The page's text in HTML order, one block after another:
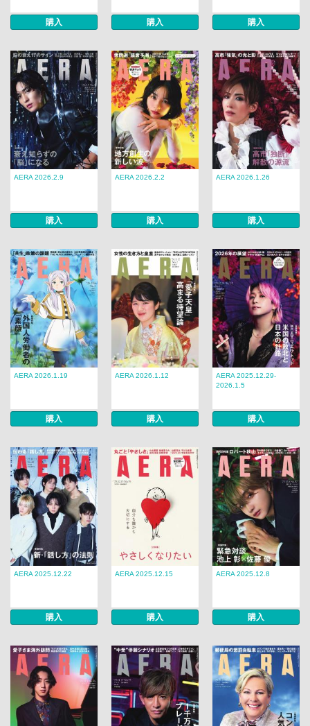
購入 購入 購入
AERA 2026.2.9
購入
AERA 2026.2.2
購入
AERA 2026.1.26
購入
AERA 2026.1.19
購入
AERA 2026.1.12
購入
AERA 2025.12.29-
2026.1.5
購入
AERA 2025.12.22
購入
AERA 2025.12.15
購入
AERA 2025.12.8
購入